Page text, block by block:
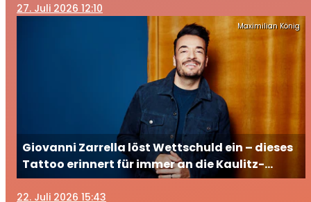
27. Juli 2026 12:10
Maximilian König
Giovanni Zarrella löst Wettschuld ein – dieses
Tattoo erinnert für immer an die Kaulitz-
Brüder
22. Juli 2026 15:43